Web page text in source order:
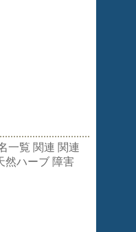
一覧 関連 関連
然ハーブ 障害